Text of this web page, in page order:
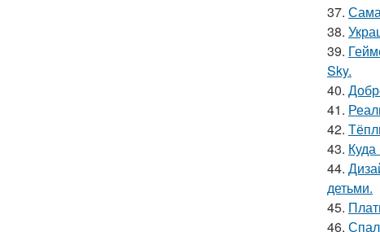
37.
38.
39.
Sky.
40.
41.
42.
43.
44.
детьми.
45.
46.